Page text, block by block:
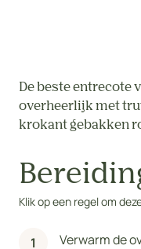
De beste entrecote
overheerlijk met
krokant gebakken
Klik op een regel om
Verwarm de